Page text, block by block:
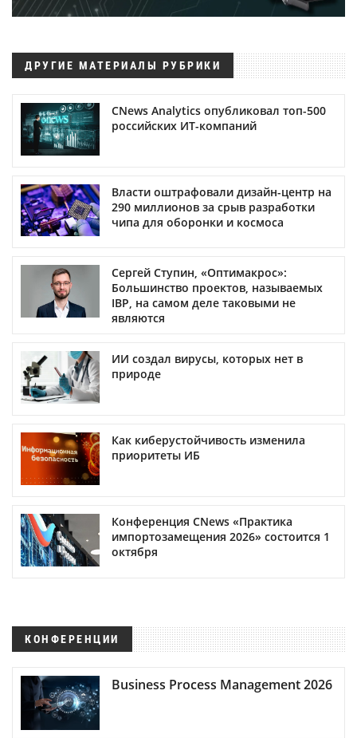
ДРУГИЕ МАТЕРИАЛЫ РУБРИКИ
CNews Analytics опубликовал топ-500
российских ИТ-компаний
Власти оштрафовали дизайн-центр на
290 миллионов за срыв разработки
чипа для оборонки и космоса
Сергей Ступин, «Оптимакрос»:
Большинство проектов, называемых
IBP, на самом деле таковыми не
являются
ИИ создал вирусы, которых нет в
природе
Как киберустойчивость изменила
приоритеты ИБ
Конференция CNews «Практика
импортозамещения 2026» состоится 1
октября
КОНФЕРЕНЦИИ
Business Process Management 2026